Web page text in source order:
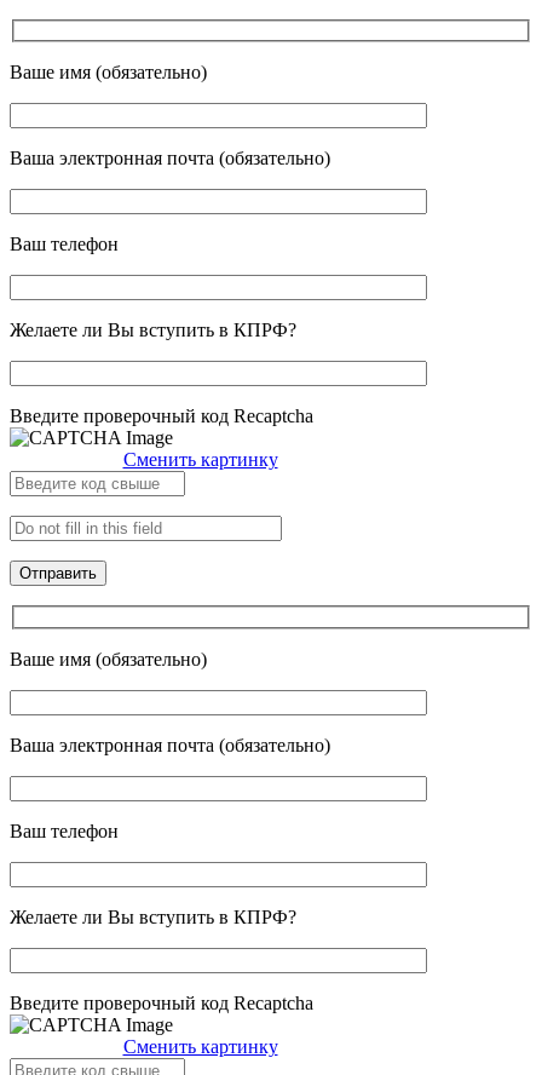
Ваше имя (обязательно)
Ваша электронная почта (обязательно)
Ваш телефон
Желаете ли Вы вступить в КПРФ?
Введите проверочный код Recaptcha
Сменить картинку
Ваше имя (обязательно)
Ваша электронная почта (обязательно)
Ваш телефон
Желаете ли Вы вступить в КПРФ?
Введите проверочный код Recaptcha
Сменить картинку